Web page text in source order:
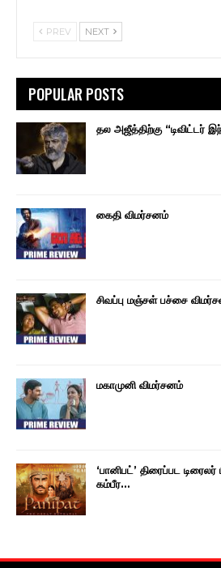
PREV NEXT
POPULAR POSTS
தல அஜீத்திற்கு “டிவிட்டர்
கைதி விமர்சனம்
சிவப்பு மஞ்சள் பச்சை
மகாமுனி விமர்சனம்
‘பானிபட்’ திரைப்பட
கம்பீர…